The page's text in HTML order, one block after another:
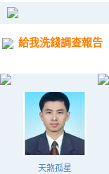
給我洗錢調查報告
天煞孤星